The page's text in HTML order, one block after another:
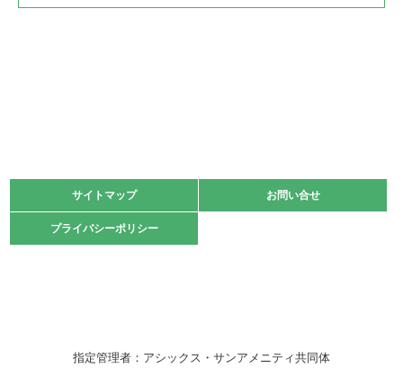
2022.05.22
緑ケ丘体育館
2021.10.23
卓球選手権大会ラージボールの部開催☆
伊丹市総合体育大会 バレーボール大会が開催されました
サイトマップ お問い合せ
プライバシーポリシー
サイトマップ お問い合せ
プライバシーポリシー
指定管理者：アシックス・サンアメニティ共同体